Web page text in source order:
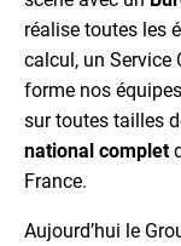
réalise toutes les
calcul, un Service
forme nos
sur toutes tailles
national complet
France.
Aujourd’hui le